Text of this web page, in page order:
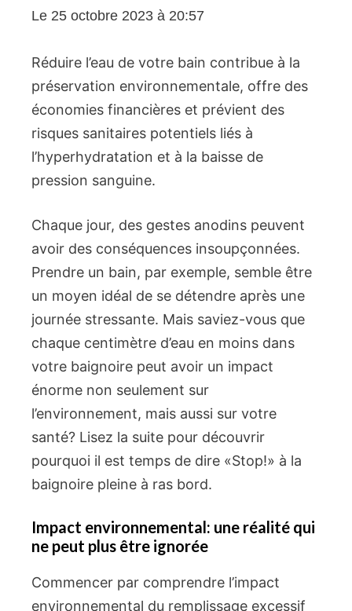
Le 25 octobre 2023 à 20:57
Réduire l’eau de votre bain contribue à la
préservation environnementale, offre des
économies financières et prévient des
risques sanitaires potentiels liés à
l’hyperhydratation et à la baisse de
pression sanguine.
Chaque jour, des gestes anodins peuvent
avoir des conséquences insoupçonnées.
Prendre un bain, par exemple, semble être
un moyen idéal de se détendre après une
journée stressante. Mais saviez-vous que
chaque centimètre d’eau en moins dans
votre baignoire peut avoir un impact
énorme non seulement sur
l’environnement, mais aussi sur votre
santé? Lisez la suite pour découvrir
pourquoi il est temps de dire «Stop!» à la
baignoire pleine à ras bord.
Impact environnemental: une réalité qui
ne peut plus être ignorée
Commencer par comprendre l’impact
environnemental du remplissage excessif